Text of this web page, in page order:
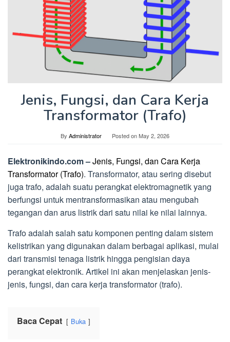
Jenis, Fungsi, dan Cara Kerja
Transformator (Trafo)
By Administrator Posted onMay 2, 2026
Elektronikindo.com –Jenis, Fungsi, dan Cara Kerja
Transformator (Trafo). Transformator, atau sering disebut
juga trafo, adalah suatu perangkat elektromagnetik yang
berfungsi untuk mentransformasikan atau mengubah
tegangan dan arus listrik dari satu nilai ke nilai lainnya.
Trafo adalah salah satu komponen penting dalam sistem
kelistrikan yang digunakan dalam berbagai aplikasi, mulai
dari transmisi tenaga listrik hingga pengisian daya
perangkat elektronik. Artikel ini akan menjelaskan jenis-
jenis, fungsi, dan cara kerja transformator (trafo).
Baca Cepat Buka